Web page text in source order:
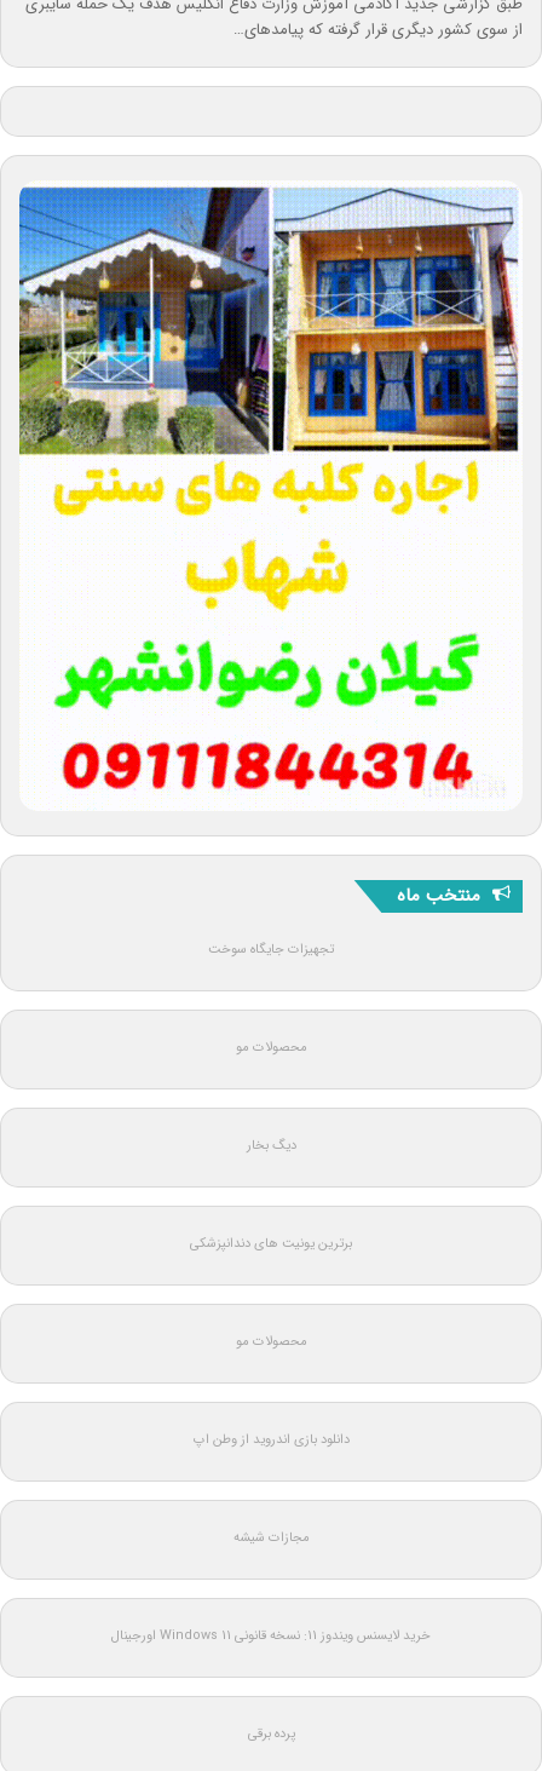
از سوی کشور دیگری قرار گرفته که پیامدهای…
منتخب ماه
تجهیزات جایگاه سوخت
محصولات مو
دیگ بخار
برترین یونیت های دندانپزشکی
محصولات مو
دانلود بازی اندروید از وطن اپ
مجازات شیشه
خرید لایسنس ویندوز 11: نسخه قانونی Windows 11 اورجینال
پرده برقی